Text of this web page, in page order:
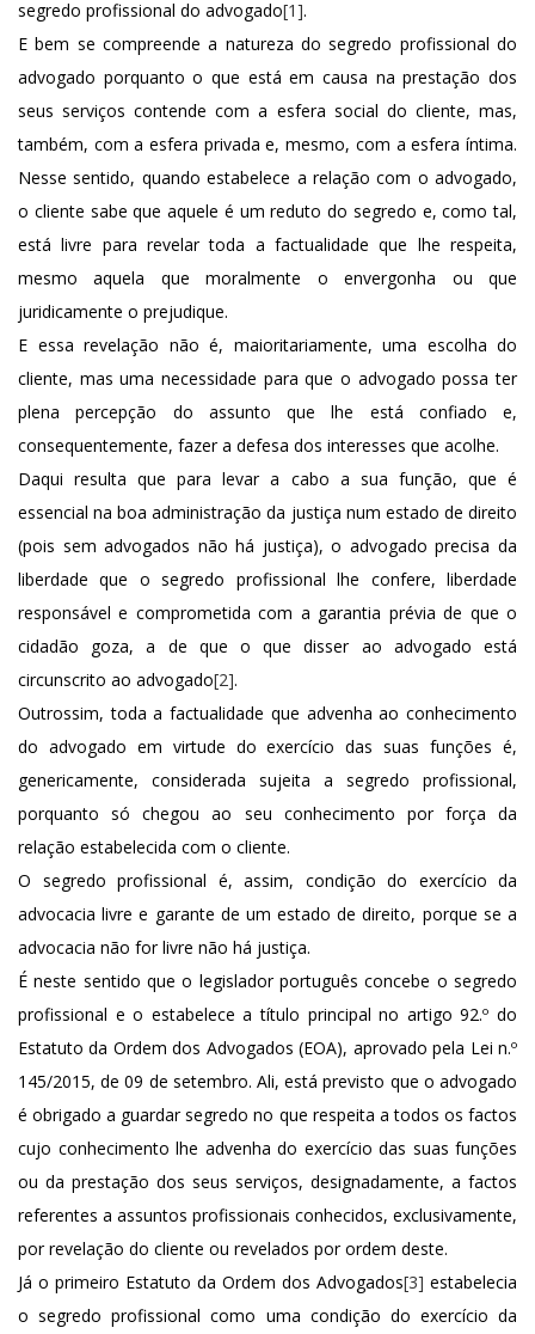
segredo profissional do advogado[1].
E bem se compreende a natureza do segredo profissional do
advogado porquanto o que está em causa na prestação dos
seus serviços contende com a esfera social do cliente, mas,
também, com a esfera privada e, mesmo, com a esfera íntima.
Nesse sentido, quando estabelece a relação com o advogado,
o cliente sabe que aquele é um reduto do segredo e, como tal,
está livre para revelar toda a factualidade que lhe respeita,
mesmo aquela que moralmente o envergonha ou que
juridicamente o prejudique.
E essa revelação não é, maioritariamente, uma escolha do
cliente, mas uma necessidade para que o advogado possa ter
plena percepção do assunto que lhe está confiado e,
consequentemente, fazer a defesa dos interesses que acolhe.
Daqui resulta que para levar a cabo a sua função, que é
essencial na boa administração da justiça num estado de direito
(pois sem advogados não há justiça), o advogado precisa da
liberdade que o segredo profissional lhe confere, liberdade
responsável e comprometida com a garantia prévia de que o
cidadão goza, a de que o que disser ao advogado está
circunscrito ao advogado[2].
Outrossim, toda a factualidade que advenha ao conhecimento
do advogado em virtude do exercício das suas funções é,
genericamente, considerada sujeita a segredo profissional,
porquanto só chegou ao seu conhecimento por força da
relação estabelecida com o cliente.
O segredo profissional é, assim, condição do exercício da
advocacia livre e garante de um estado de direito, porque se a
advocacia não for livre não há justiça.
É neste sentido que o legislador português concebe o segredo
profissional e o estabelece a título principal no artigo 92.º do
Estatuto da Ordem dos Advogados (EOA), aprovado pela Lei n.º
145/2015, de 09 de setembro. Ali, está previsto que o advogado
é obrigado a guardar segredo no que respeita a todos os factos
cujo conhecimento lhe advenha do exercício das suas funções
ou da prestação dos seus serviços, designadamente, a factos
referentes a assuntos profissionais conhecidos, exclusivamente,
por revelação do cliente ou revelados por ordem deste.
Já o primeiro Estatuto da Ordem dos Advogados[3] estabelecia
o segredo profissional como uma condição do exercício da